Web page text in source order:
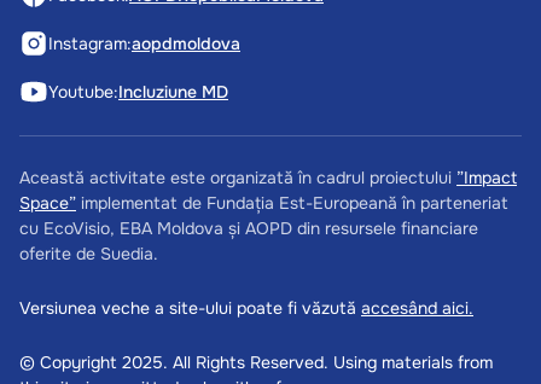
Instagram:aopdmoldova
Youtube:Incluziune MD
Această activitate este organizată în cadrul proiectului ”Impact
Space” implementat de Fundația Est-Europeană în parteneriat
cu EcoVisio, EBA Moldova și AOPD din resursele financiare
oferite de Suedia.
Versiunea veche a site-ului poate fi văzută accesând aici.
© Copyright 2025. All Rights Reserved. Using materials from